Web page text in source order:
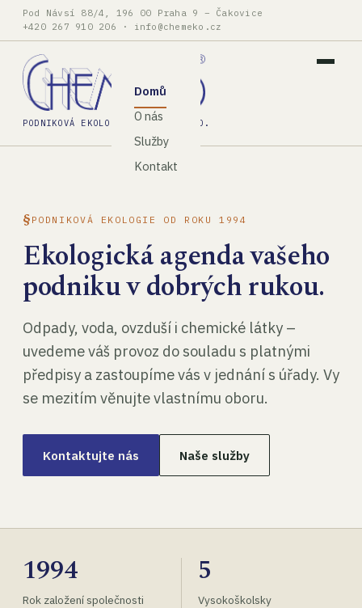
Pod Návsí 88/4, 196 00 Praha 9 – Čakovice
+420 267 910 206 · info@chemeko.cz
PODNIKOVÁ EKOLOGIE, SPOL. S R.O.
Domů
O nás
Služby
Kontakt
PODNIKOVÁ EKOLOGIE OD ROKU 1994
Ekologická agenda vašeho
podniku v dobrých rukou.
Odpady, voda, ovzduší i chemické látky –
uvedeme váš provoz do souladu s platnými
předpisy a zastoupíme vás v jednání s úřady. Vy
se mezitím věnujte vlastnímu oboru.
Kontaktujte nás Naše služby
1994
Rok založení společnosti
5
Vysokoškolsky